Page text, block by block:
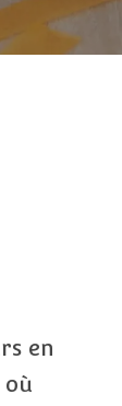
en
où